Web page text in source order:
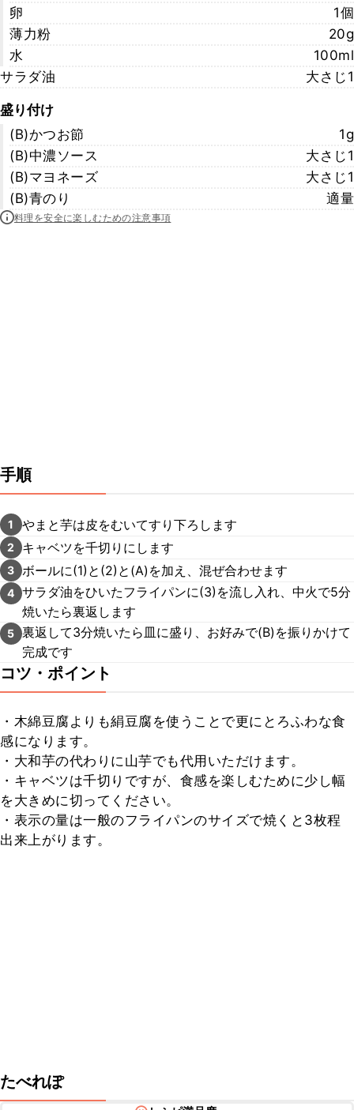
卵
1個
薄力粉
20g
水
100ml
サラダ油
大さじ1
盛り付け
(B)かつお節
1g
(B)中濃ソース
大さじ1
(B)マヨネーズ
大さじ1
(B)青のり
適量
料理を安全に楽しむための注意事項
手順
1 やまと芋は皮をむいてすり下ろします
2 キャベツを千切りにします
3 ボールに(1)と(2)と(A)を加え、混ぜ合わせます
4 サラダ油をひいたフライパンに(3)を流し入れ、中火で5分
焼いたら裏返します
5 裏返して3分焼いたら皿に盛り、お好みで(B)を振りかけて
完成です
コツ・ポイント
・木綿豆腐よりも絹豆腐を使うことで更にとろふわな食
感になります。
・大和芋の代わりに山芋でも代用いただけます。
・キャベツは千切りですが、食感を楽しむために少し幅
を大きめに切ってください。
・表示の量は一般のフライパンのサイズで焼くと3枚程
出来上がります。
たべれぽ